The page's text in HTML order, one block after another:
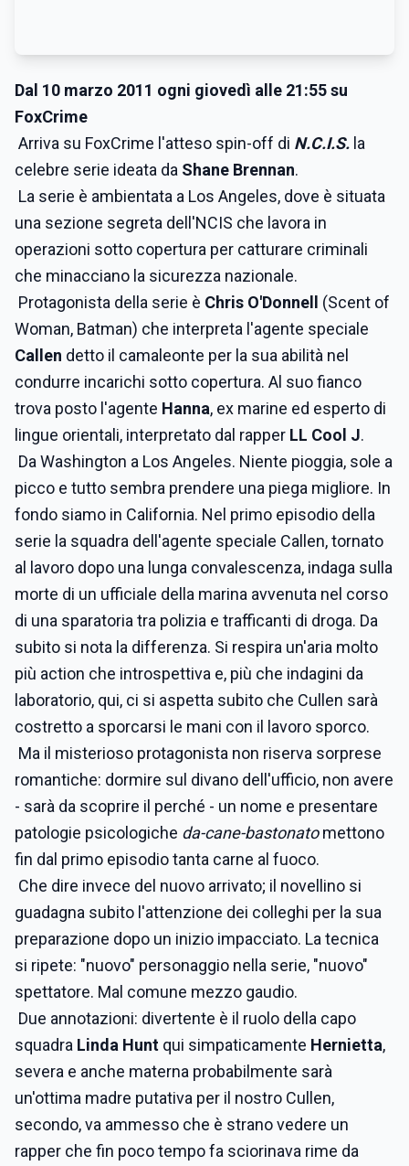
Dal 10 marzo 2011 ogni giovedì alle 21:55 su
FoxCrime
Arriva su FoxCrime l'atteso spin-off di N.C.I.S. la
celebre serie ideata da Shane Brennan.
La serie è ambientata a Los Angeles, dove è situata
una sezione segreta dell'NCIS che lavora in
operazioni sotto copertura per catturare criminali
che minacciano la sicurezza nazionale.
Protagonista della serie è Chris O'Donnell
(Scent of
Woman, Batman) che interpreta l'agente speciale
Callen detto il camaleonte per la sua abilità nel
condurre incarichi sotto copertura. Al suo fianco
trova posto l'agente Hanna, ex marine ed esperto di
lingue orientali, interpretato dal rapper LL Cool J.
Da Washington a Los Angeles. Niente pioggia, sole a
picco e tutto sembra prendere una piega migliore. In
fondo siamo in California. Nel primo episodio della
serie la squadra dell'agente speciale Callen, tornato
al lavoro dopo una lunga convalescenza, indaga sulla
morte di un ufficiale della marina avvenuta nel corso
di una sparatoria tra polizia e trafficanti di droga. Da
subito si nota la differenza. Si respira un'aria molto
più action che introspettiva e, più che indagini da
laboratorio, qui, ci si aspetta subito che Cullen sarà
costretto a sporcarsi le mani con il lavoro sporco.
Ma il misterioso protagonista non riserva sorprese
romantiche: dormire sul divano dell'ufficio, non avere
- sarà da scoprire il perché - un nome e presentare
patologie psicologiche da-cane-bastonatomettono
fin dal primo episodio tanta carne al fuoco.
Che dire invece del nuovo arrivato; il novellino si
guadagna subito l'attenzione dei colleghi per la sua
preparazione dopo un inizio impacciato. La tecnica
si ripete: "nuovo" personaggio nella serie, "nuovo"
spettatore. Mal comune mezzo gaudio.
Due annotazioni: divertente è il ruolo della capo
squadra Linda Hunt qui simpaticamente Hernietta,
severa e anche materna probabilmente sarà
un'ottima madre putativa per il nostro Cullen,
secondo, va ammesso che è strano vedere un
rapper che fin poco tempo fa sciorinava rime da